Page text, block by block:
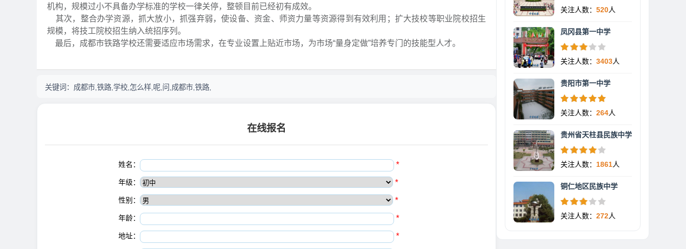
机构，规模过小不具备办学标准的学校一律关停，整顿目前已经初有成效。
其次，整合办学资源，抓大放小，抓强弃弱，使设备、资金、师资力量等资源得到有效利用；扩大技校等职业院校招生
规模，将技工院校招生纳入统招序列。
最后，成都市铁路学校还需要适应市场需求，在专业设置上贴近市场，为市场“量身定做”培养专门的技能型人才。
关键词： 成都市,铁路,学校,怎么样,呢,问,成都市,铁路,
在线报名
姓名： *
年级： *
性别： *
年龄： *
地址： *
关注人数： 520人
凤冈县第一中学
关注人数： 3403人
贵阳市第一中学
关注人数： 264人
贵州省天柱县民族中学
关注人数： 1861人
铜仁地区民族中学
关注人数： 272人